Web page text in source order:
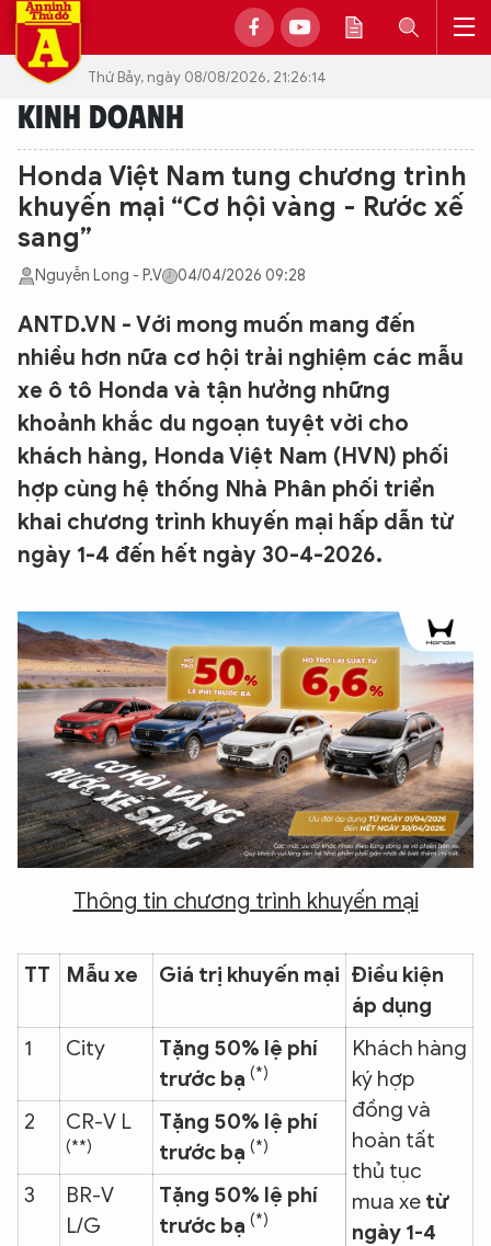
Thứ Bảy, ngày 08/08/2026, 21:26:14
KINH DOANH
Honda Việt Nam tung chương trình
khuyến mại “Cơ hội vàng - Rước xế
sang”
Nguyễn Long - P.V 04/04/2026 09:28
ANTD.VN - Với mong muốn mang đến
nhiều hơn nữa cơ hội trải nghiệm các mẫu
xe ô tô Honda và tận hưởng những
khoảnh khắc du ngoạn tuyệt vời cho
khách hàng, Honda Việt Nam (HVN) phối
hợp cùng hệ thống Nhà Phân phối triển
khai chương trình khuyến mại hấp dẫn từ
ngày 1-4 đến hết ngày 30-4-2026.
Thông tin chương trình khuyến mại
TT Mẫu xe Giá trị khuyến mại Điều kiện
áp dụng
1
City
Tặng 50% lệ phí
trước bạ (*)
Khách hàng
ký hợp
đồng và
hoàn tất
thủ tục
mua xe từ
ngày 1-4
2 CR-V L
(**)
Tặng 50% lệ phí
trước bạ (*)
3
BR-V
L/G
Tặng 50% lệ phí
trước bạ (*)